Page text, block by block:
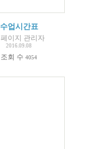
수업시간표
이지 관리자
2016.09.08
조회 수 4054